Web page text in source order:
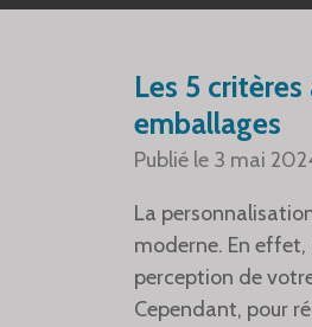
Les 5
emballages
Publié le 3 mai
La
moderne. En
perception de
Cependant, pour